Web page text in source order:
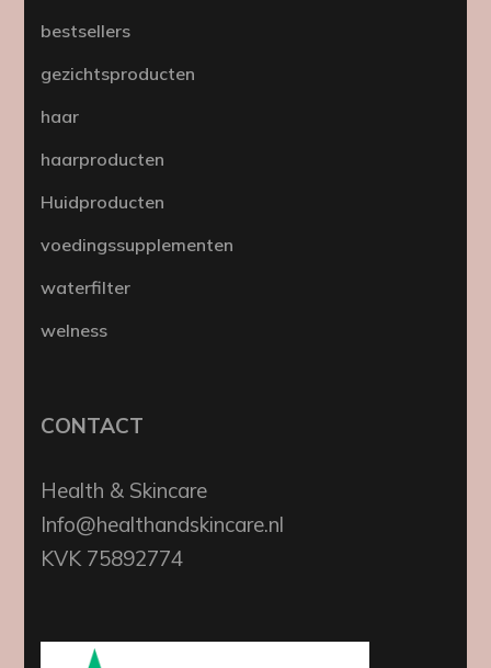
bestsellers
gezichtsproducten
haar
haarproducten
Huidproducten
voedingssupplementen
waterfilter
welness
CONTACT
Health & Skincare
Info@healthandskincare.nl
KVK 75892774